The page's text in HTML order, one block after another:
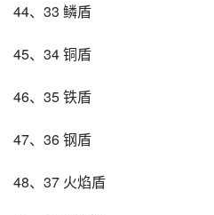
44、33 鳞盾
45、34 铜盾
46、35 铁盾
47、36 钢盾
48、37 火焰盾